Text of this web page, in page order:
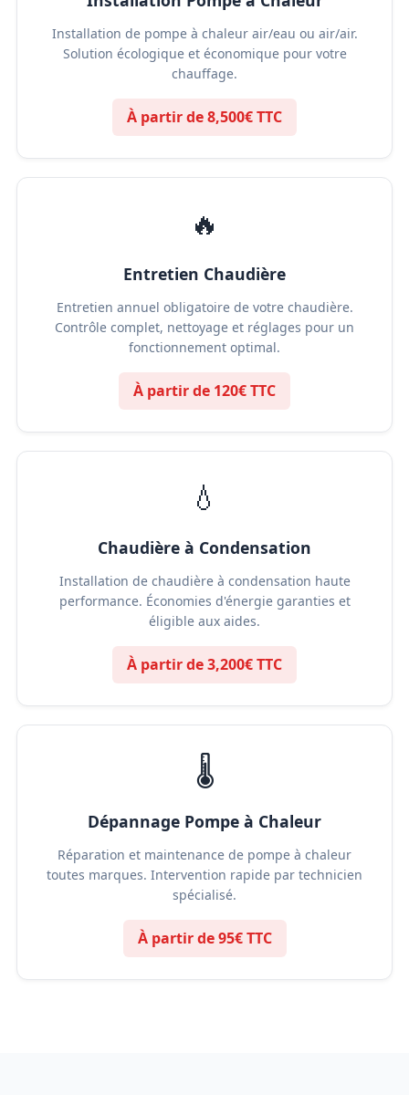
Installation de pompe à chaleur air/eau ou air/air.
Solution écologique et économique pour votre
chauffage.
À partir de 8,500€ TTC
🔥
Entretien Chaudière
Entretien annuel obligatoire de votre chaudière.
Contrôle complet, nettoyage et réglages pour un
fonctionnement optimal.
À partir de 120€ TTC
💧
Chaudière à Condensation
Installation de chaudière à condensation haute
performance. Économies d'énergie garanties et
éligible aux aides.
À partir de 3,200€ TTC
🌡️
Dépannage Pompe à Chaleur
Réparation et maintenance de pompe à chaleur
toutes marques. Intervention rapide par technicien
spécialisé.
À partir de 95€ TTC